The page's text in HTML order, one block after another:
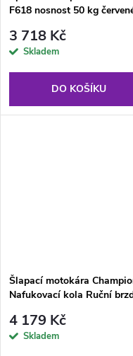
F618 nosnost 50 kg
3 718 Kč
Skladem
DO KOŠÍKU
Šlapací motokára
Nafukovací kola Ruční
4 179 Kč
Skladem